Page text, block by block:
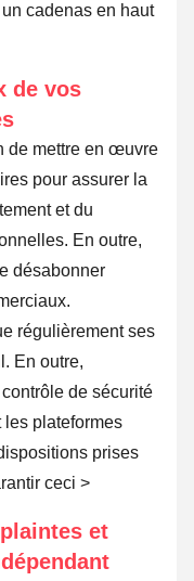
cadenas en haut
de vos
de mettre en œuvre
pour assurer la
et du
En outre,
désabonner
régulièrement ses
En outre,
de sécurité
plateformes
prises
ceci >
et